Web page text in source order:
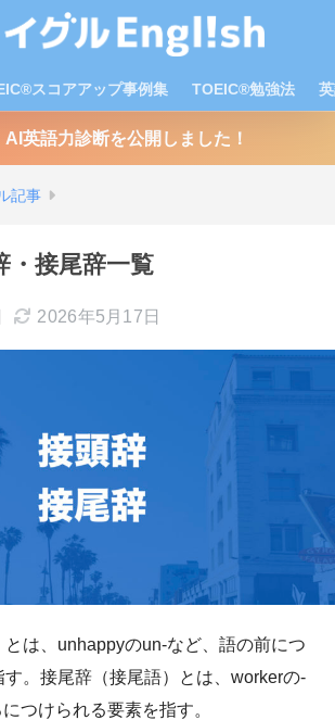
スコアアップ事例集 TOEIC®勉強法
AI英語力診断を公開しました！
記事
・接尾辞一覧
2026年5月17日
は、unhappyのun-など、語の前につ
。接尾辞（接尾語）とは、workerの-
つけられる要素を指す。